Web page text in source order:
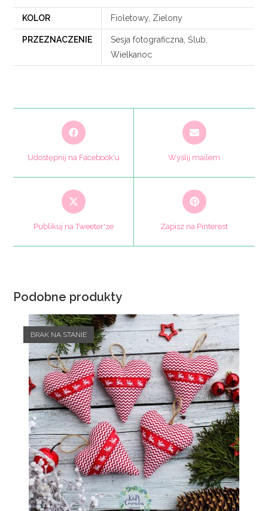
KOLOR Fioletowy, Zielony
PRZEZNACZENIE
Sesja fotograficzna, Ślub,
Wielkanoc
Opens
in
new
window
Udostępnij na Facebook'u
Opens
in
new
window
Wyślij mailem
Opens
in
new
window
Publikuj na Tweeter'ze
Opens
in
window
Zapisz na Pinterest
Podobne produkty
BRAK NA STANIE